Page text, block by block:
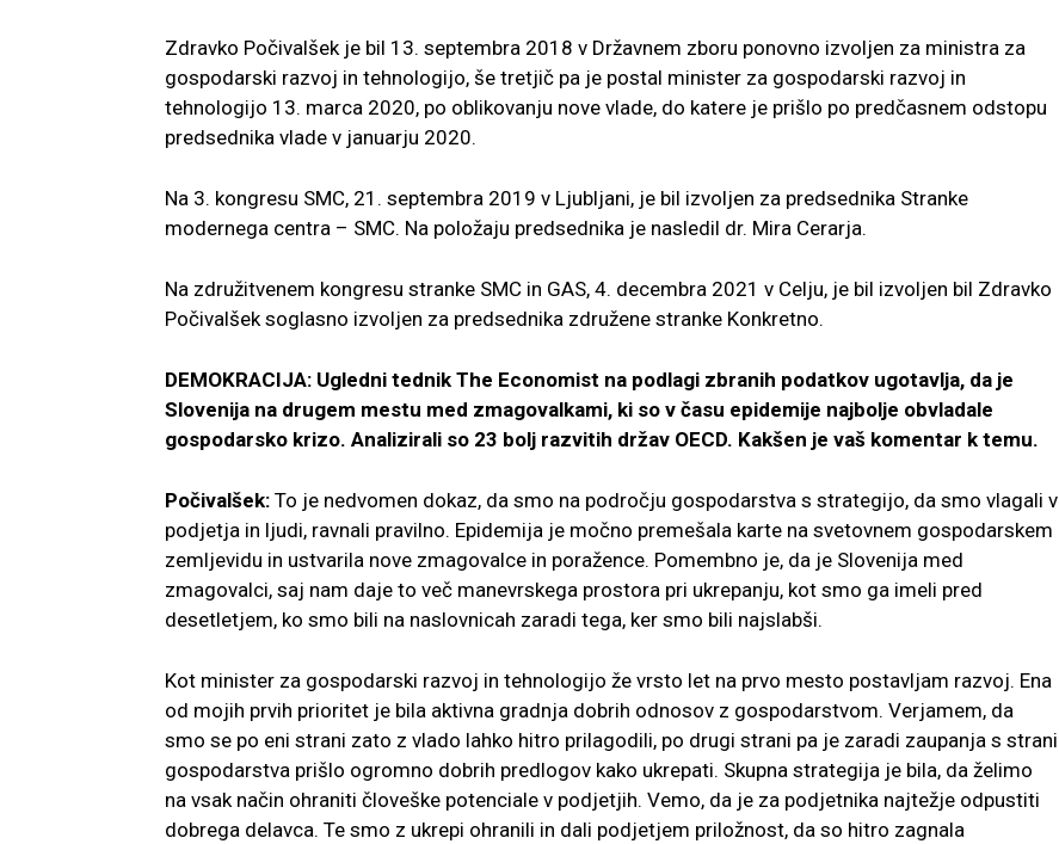
Zdravko Počivalšek je bil 13. septembra 2018 v Državnem zboru ponovno izvoljen za ministra za
gospodarski razvoj in tehnologijo, še tretjič pa je postal minister za gospodarski razvoj in
tehnologijo 13. marca 2020, po oblikovanju nove vlade, do katere je prišlo po predčasnem odstopu
predsednika vlade v januarju 2020.
Na 3. kongresu SMC, 21. septembra 2019 v Ljubljani, je bil izvoljen za predsednika Stranke
modernega centra – SMC. Na položaju predsednika je nasledil dr. Mira Cerarja.
Na združitvenem kongresu stranke SMC in GAS, 4. decembra 2021 v Celju, je bil izvoljen bil Zdravko
Počivalšek soglasno izvoljen za predsednika združene stranke Konkretno.
DEMOKRACIJA: Ugledni tednik The Economist na podlagi zbranih podatkov ugotavlja, da je
Slovenija na drugem mestu med zmagovalkami, ki so v času epidemije najbolje obvladale
gospodarsko krizo. Analizirali so 23 bolj razvitih držav OECD. Kakšen je vaš komentar k temu.
Počivalšek: To je nedvomen dokaz, da smo na področju gospodarstva s strategijo, da smo vlagali v
podjetja in ljudi, ravnali pravilno. Epidemija je močno premešala karte na svetovnem gospodarskem
zemljevidu in ustvarila nove zmagovalce in poražence. Pomembno je, da je Slovenija med
zmagovalci, saj nam daje to več manevrskega prostora pri ukrepanju, kot smo ga imeli pred
desetletjem, ko smo bili na naslovnicah zaradi tega, ker smo bili najslabši.
Kot minister za gospodarski razvoj in tehnologijo že vrsto let na prvo mesto postavljam razvoj. Ena
od mojih prvih prioritet je bila aktivna gradnja dobrih odnosov z gospodarstvom. Verjamem, da
smo se po eni strani zato z vlado lahko hitro prilagodili, po drugi strani pa je zaradi zaupanja s strani
gospodarstva prišlo ogromno dobrih predlogov kako ukrepati. Skupna strategija je bila, da želimo
na vsak način ohraniti človeške potenciale v podjetjih. Vemo, da je za podjetnika najtežje odpustiti
dobrega delavca. Te smo z ukrepi ohranili in dali podjetjem priložnost, da so hitro zagnala